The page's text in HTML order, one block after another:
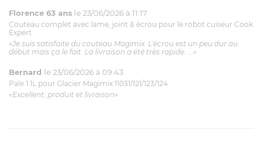
Florence 63 ans le 23/06/2026 à 11:17
Couteau complet avec lame, joint & écrou pour le robot cuiseur Cook
Expert
«Je suis satisfaite du couteau Magimix. L'écrou est un peu dur au
début mais ça le fait. La livraison a été très rapide. ...»
Bernard le 23/06/2026 à 09:43
Pale 1.1L pour Glacier Magimix 11031/121/123/124
«Excellent: produit et livraison»